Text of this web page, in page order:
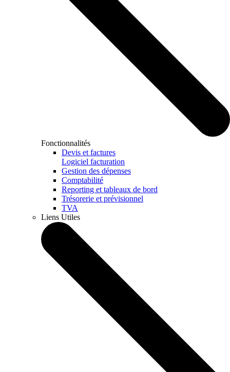
Fonctionnalités
Devis et factures
Logiciel facturation
Gestion des dépenses
Comptabilité
Reporting et tableaux de bord
Trésorerie et prévisionnel
TVA
Liens Utiles